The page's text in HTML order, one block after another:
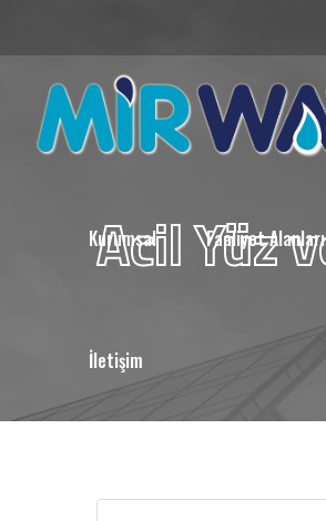
Kurumsal Faaliyet Alanları
İletişim
Acil Yüz